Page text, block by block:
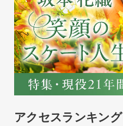
アクセスランキング